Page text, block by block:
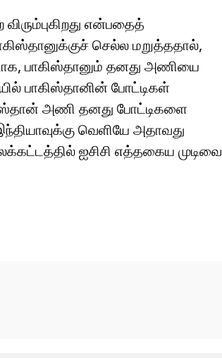
என்பதைத்
செல்ல மறுத்ததால்,
பாகிஸ்தானும் தனது அணியை
பாகிஸ்தானின் போட்டிகள்
அணி தனது போட்டிகளை
வெளியே அதாவது
ஐசிசி எத்தகைய முடிவை